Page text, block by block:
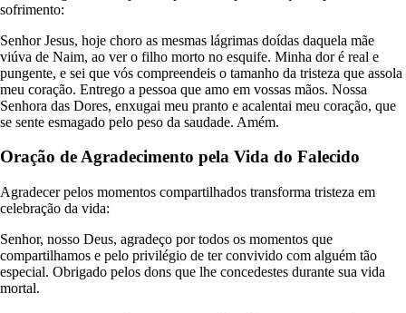
sofrimento:
Senhor Jesus, hoje choro as mesmas lágrimas doídas daquela mãe
viúva de Naim, ao ver o filho morto no esquife. Minha dor é real e
pungente, e sei que vós compreendeis o tamanho da tristeza que assola
meu coração. Entrego a pessoa que amo em vossas mãos. Nossa
Senhora das Dores, enxugai meu pranto e acalentai meu coração, que
se sente esmagado pelo peso da saudade. Amém.
Oração de Agradecimento pela Vida do Falecido
Agradecer pelos momentos compartilhados transforma tristeza em
celebração da vida:
Senhor, nosso Deus, agradeço por todos os momentos que
compartilhamos e pelo privilégio de ter convivido com alguém tão
especial. Obrigado pelos dons que lhe concedestes durante sua vida
mortal.